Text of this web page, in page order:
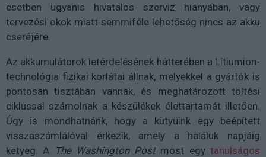
esetben ugyanis hivatalos szerviz hiányában, vagy
tervezési okok miatt semmiféle lehetőség nincs az akku
cseréjére.
Az akkumulátorok letérdelésének hátterében a Lítiumion-
technológia fizikai korlátai állnak, melyekkel a gyártók is
pontosan tisztában vannak, és meghatározott töltési
ciklussal számolnak a készülékek élettartamát illetően.
Úgy is mondhatnánk, hogy a kütyüink egy beépített
visszaszámlálóval érkezik, amely a haláluk napjáig
ketyeg. A
The Washington Postmost egytanulságos